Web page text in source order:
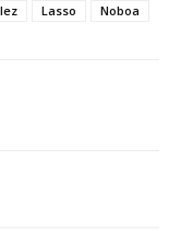
Lasso Noboa